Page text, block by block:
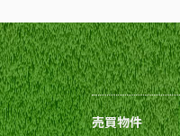
売買物件